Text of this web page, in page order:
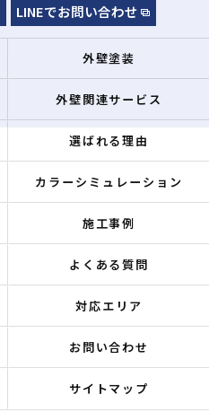
LINEでお問い合わせ
外壁塗装
外壁関連サービス
選ばれる理由
カラーシミュレーション
施工事例
よくある質問
対応エリア
お問い合わせ
サイトマップ